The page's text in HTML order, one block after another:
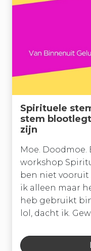
Spirituele
stem
zijn
Moe. Doodmoe.
workshop
ben niet vooruit
ik alleen maar
heb gebruikt
lol, dacht ik.